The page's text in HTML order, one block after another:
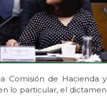
Comisión de Hacienda y
lo particular, el dictamen